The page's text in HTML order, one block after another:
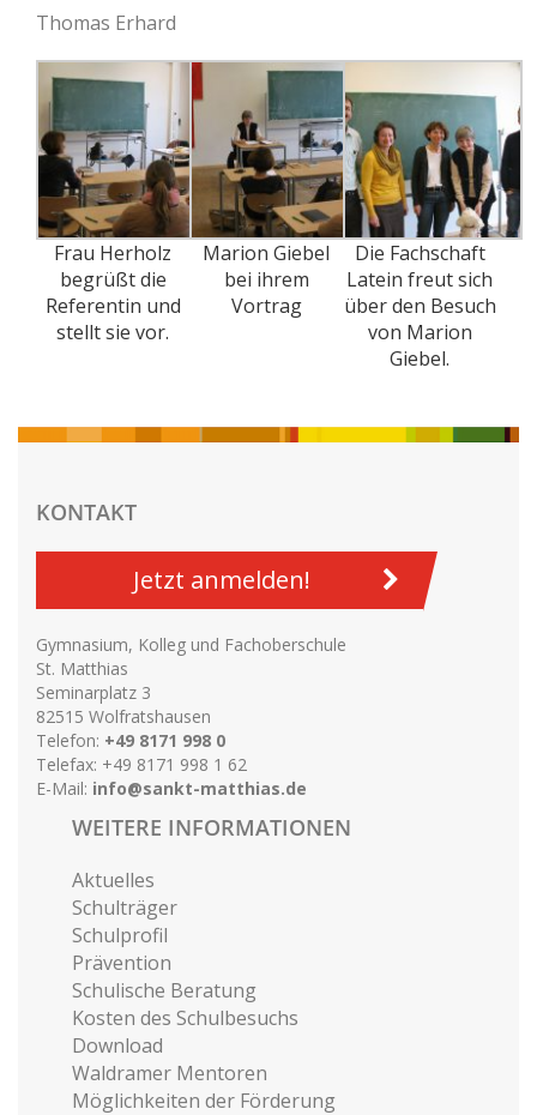
Thomas Erhard
Frau Herholz
begrüßt die
Referentin und
stellt sie vor.
Marion Giebel
bei ihrem
Vortrag
Die Fachschaft
Latein freut sich
über den Besuch
von Marion
Giebel.
KONTAKT
Jetzt anmelden!
Gymnasium, Kolleg und Fachoberschule
St. Matthias
Seminarplatz 3
82515 Wolfratshausen
Telefon: +49 8171 998 0
Telefax: +49 8171 998 1 62
E-Mail: info@sankt-matthias.de
WEITERE INFORMATIONEN
Aktuelles
Schulträger
Schulprofil
Prävention
Schulische Beratung
Kosten des Schulbesuchs
Download
Waldramer Mentoren
Möglichkeiten der Förderung